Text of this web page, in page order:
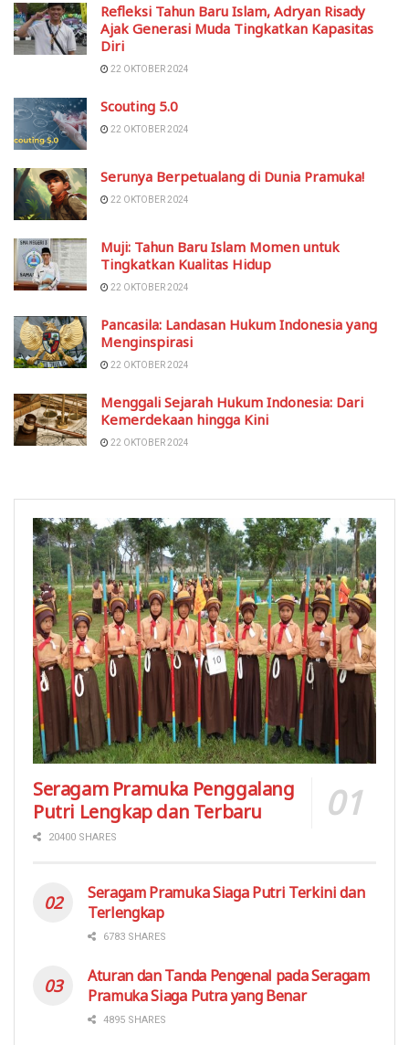
Refleksi Tahun Baru Islam, Adryan Risady
Ajak Generasi Muda Tingkatkan Kapasitas
Diri
22 OKTOBER 2024
Scouting 5.0
22 OKTOBER 2024
Serunya Berpetualang di Dunia Pramuka!
22 OKTOBER 2024
Muji: Tahun Baru Islam Momen untuk
Tingkatkan Kualitas Hidup
22 OKTOBER 2024
Pancasila: Landasan Hukum Indonesia yang
Menginspirasi
22 OKTOBER 2024
Menggali Sejarah Hukum Indonesia: Dari
Kemerdekaan hingga Kini
22 OKTOBER 2024
Seragam Pramuka Penggalang
Putri Lengkap dan Terbaru
20400 SHARES
Seragam Pramuka Siaga Putri Terkini dan
Terlengkap
6783 SHARES
Aturan dan Tanda Pengenal pada Seragam
Pramuka Siaga Putra yang Benar
4895 SHARES